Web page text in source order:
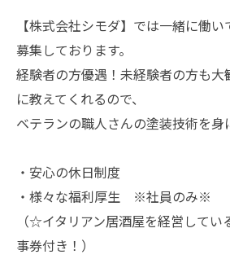
【株式会社シモダ】では一緒に働
募集しております。
経験者の方優遇！未経験者の方も大
に教えてくれるので、
ベテランの職人さんの塗装技術を身
・安心の休日制度
・様々な福利厚生 ※社員のみ※
（☆イタリアン居酒屋を経営してい
事券付き！）